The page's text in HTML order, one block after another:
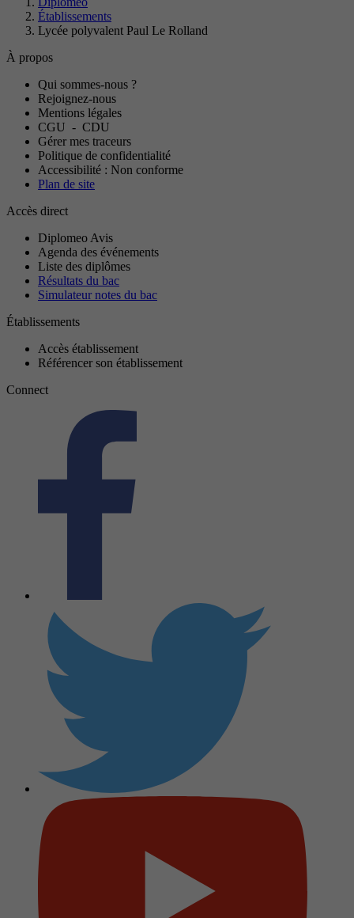
Établissements
Lycée polyvalent Paul Le Rolland
À propos
Qui sommes-nous ?
Rejoignez-nous
Mentions légales
CGU - CDU
Gérer mes traceurs
Politique de confidentialité
Accessibilité : Non conforme
Plan de site
Accès direct
Diplomeo Avis
Agenda des événements
Liste des diplômes
Résultats du bac
Simulateur notes du bac
Établissements
Accès établissement
Référencer son établissement
Connect